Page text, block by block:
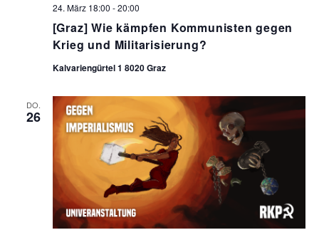
[Graz] Wie kämpfen Kommunisten gegen
Krieg und Militarisierung?
24. März 18:00 -20:00
Kalvariengürtel 1 8020 Graz
DO.
26